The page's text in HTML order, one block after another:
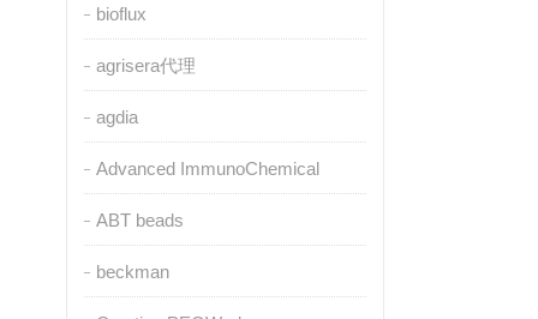
bioflux
agrisera代理
agdia
Advanced ImmunoChemical
ABT beads
beckman